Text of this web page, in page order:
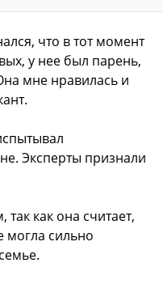
что в тот момент
у нее был парень,
мне нравилась и
Эксперты признали
как она считает,
могла сильно